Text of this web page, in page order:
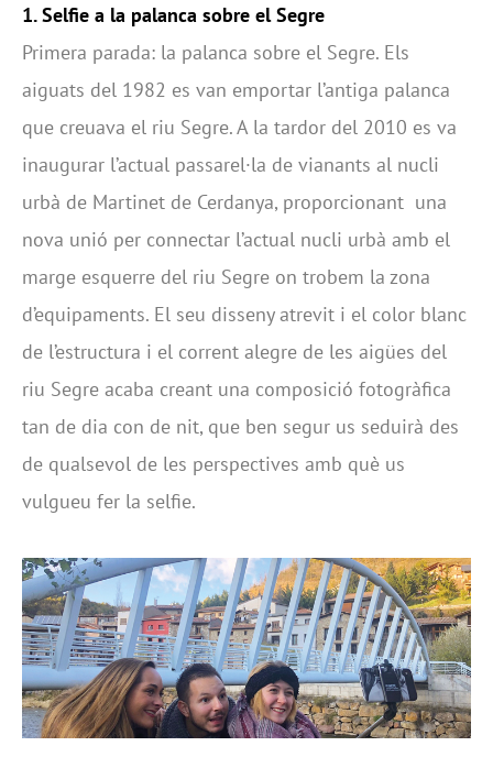
1. Selfie a la palanca sobre el Segre
Primera parada: la palanca sobre el Segre. Els
aiguats del 1982 es van emportar l’antiga palanca
que creuava el riu Segre. A la tardor del 2010 es va
inaugurar l’actual passarel·la de vianants al nucli
urbà de Martinet de Cerdanya, proporcionant una
nova unió per connectar l’actual nucli urbà amb el
marge esquerre del riu Segre on trobem la zona
d’equipaments. El seu disseny atrevit i el color blanc
de l’estructura i el corrent alegre de les aigües del
riu Segre acaba creant una composició fotogràfica
tan de dia con de nit, que ben segur us seduirà des
de qualsevol de les perspectives amb què us
vulgueu fer la selfie.